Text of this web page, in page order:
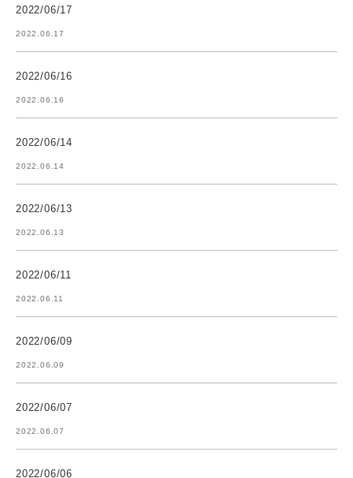
2022/06/17
2022.06.17
2022/06/16
2022.06.16
2022/06/14
2022.06.14
2022/06/13
2022.06.13
2022/06/11
2022.06.11
2022/06/09
2022.06.09
2022/06/07
2022.06.07
2022/06/06